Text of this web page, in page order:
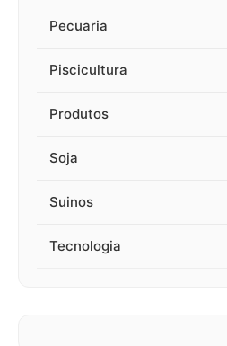
Pecuaria
Piscicultura
Produtos
Soja
Suinos
Tecnologia